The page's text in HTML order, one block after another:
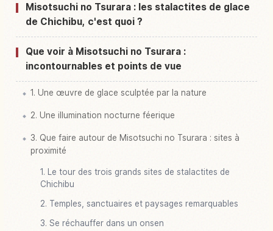
Activités à Sanjuu Tsuchi No Hyouchuu
Misotsuchi no Tsurara : les stalactites de glace
de Chichibu, c'est quoi ?
Que voir à Misotsuchi no Tsurara :
incontournables et points de vue
1. Une œuvre de glace sculptée par la nature
2. Une illumination nocturne féerique
3. Que faire autour de Misotsuchi no Tsurara : sites à
proximité
1. Le tour des trois grands sites de stalactites de
Chichibu
2. Temples, sanctuaires et paysages remarquables
3. Se réchauffer dans un onsen